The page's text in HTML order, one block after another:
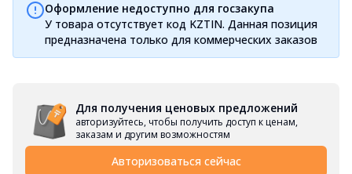
Оформление недоступно для госзакупа
У товара отсутствует код KZTIN. Данная позиция
предназначена только для коммерческих заказов
Для получения ценовых предложений
авторизуйтесь, чтобы получить доступ к ценам,
заказам и другим возможностям
Авторизоваться сейчас